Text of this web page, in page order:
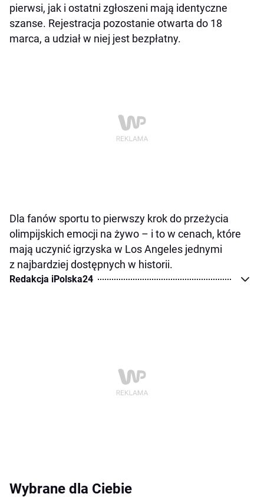
pierwsi, jak i ostatni zgłoszeni mają identyczne
szanse. Rejestracja pozostanie otwarta do 18
marca, a udział w niej jest bezpłatny.
Dla fanów sportu to pierwszy krok do przeżycia
olimpijskich emocji na żywo – i to w cenach, które
mają uczynić igrzyska w Los Angeles jednymi
z najbardziej dostępnych w historii.
Redakcja iPolska24
Wybrane dla Ciebie